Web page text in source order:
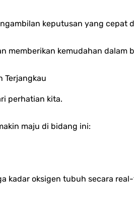
keputusan yang cepat
memberikan kemudahan dalam
Terjangkau
perhatian kita.
maju di bidang ini:
kadar oksigen tubuh secara